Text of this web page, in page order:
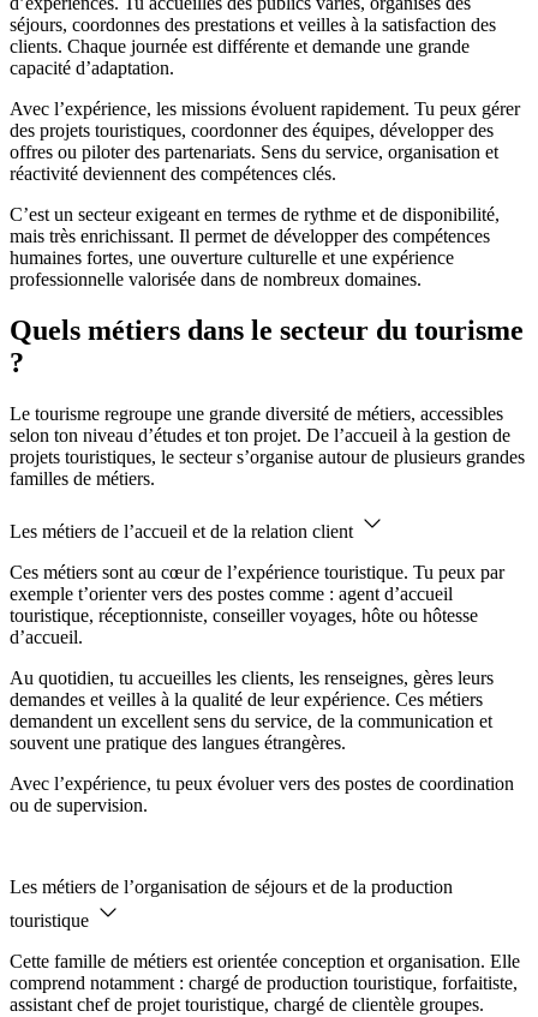
séjours, coordonnes des prestations et veilles à la satisfaction des
clients. Chaque journée est différente et demande une grande
capacité d’adaptation.
Avec l’expérience, les missions évoluent rapidement. Tu peux gérer
des projets touristiques, coordonner des équipes, développer des
offres ou piloter des partenariats. Sens du service, organisation et
réactivité deviennent des compétences clés.
C’est un secteur exigeant en termes de rythme et de disponibilité,
mais très enrichissant. Il permet de développer des compétences
humaines fortes, une ouverture culturelle et une expérience
professionnelle valorisée dans de nombreux domaines.
Quels métiers dans le secteur du tourisme
?
Le tourisme regroupe une grande diversité de métiers, accessibles
selon ton niveau d’études et ton projet. De l’accueil à la gestion de
projets touristiques, le secteur s’organise autour de plusieurs grandes
familles de métiers.
Les métiers de l’accueil et de la relation client
Ces métiers sont au cœur de l’expérience touristique. Tu peux par
exemple t’orienter vers des postes comme : agent d’accueil
touristique, réceptionniste, conseiller voyages, hôte ou hôtesse
d’accueil.
Au quotidien, tu accueilles les clients, les renseignes, gères leurs
demandes et veilles à la qualité de leur expérience. Ces métiers
demandent un excellent sens du service, de la communication et
souvent une pratique des langues étrangères.
Avec l’expérience, tu peux évoluer vers des postes de coordination
ou de supervision.
Les métiers de l’organisation de séjours et de la production
touristique
Cette famille de métiers est orientée conception et organisation. Elle
comprend notamment : chargé de production touristique, forfaitiste,
assistant chef de projet touristique, chargé de clientèle groupes.